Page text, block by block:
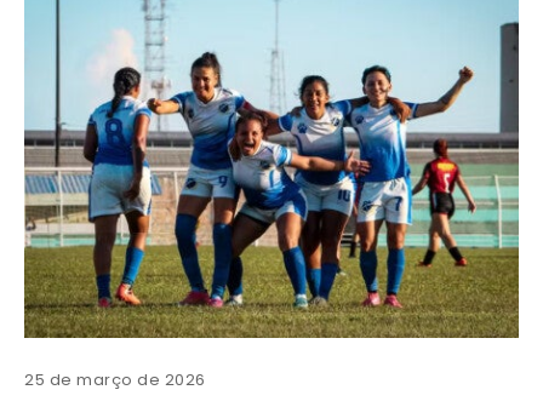
25 de março de 2026